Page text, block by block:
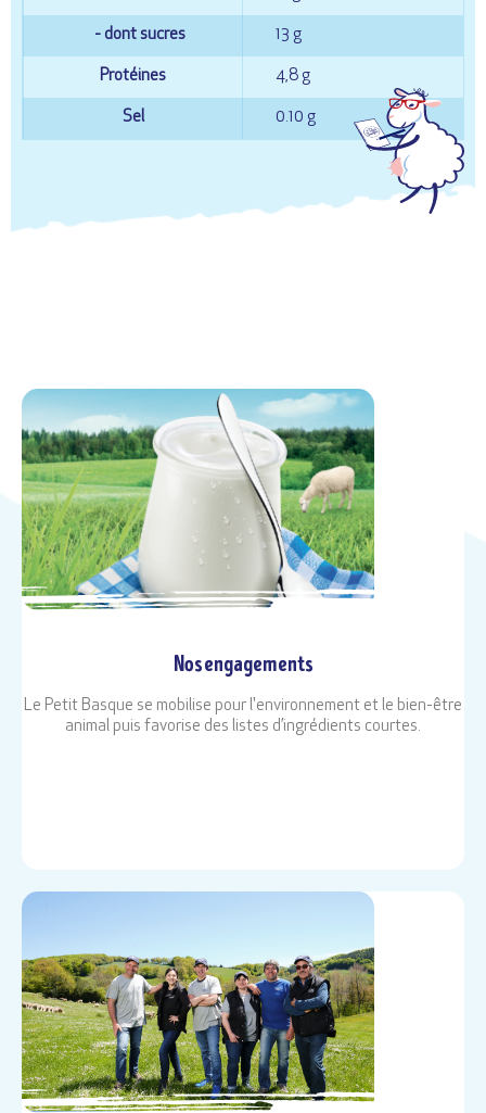
- dont sucres 13 g
Protéines 4,8 g
Sel 0.10 g
Nos engagements
Le Petit Basque se mobilise pour l'environnement et le bien-être
animal puis favorise des listes d’ingrédients courtes.